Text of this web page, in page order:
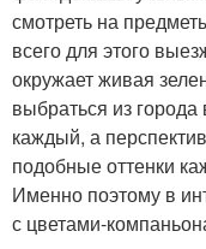
смотреть на
всего для этого
окружает живая
выбраться из
каждый, а
подобные оттенки
Именно поэтому в
с цветами-